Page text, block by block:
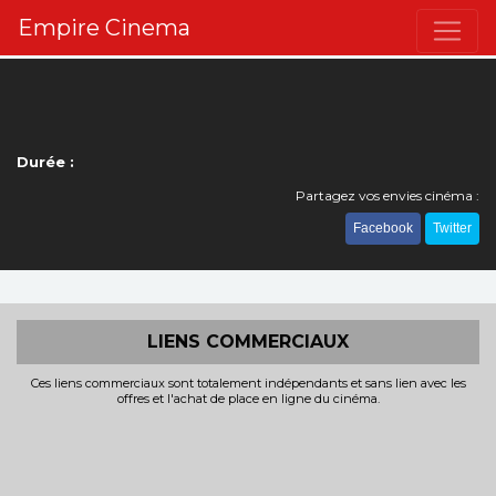
Empire Cinema
Durée :
Partagez vos envies cinéma :
Facebook Twitter
LIENS COMMERCIAUX
Ces liens commerciaux sont totalement indépendants et sans lien avec les
offres et l'achat de place en ligne du cinéma.